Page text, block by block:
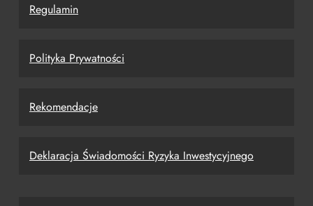
Regulamin
Polityka Prywatności
Rekomendacje
Deklaracja Świadomości Ryzyka Inwestycyjnego